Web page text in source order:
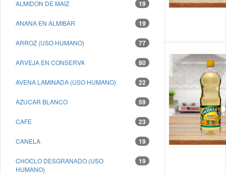
19
ALMIDON DE MAIZ
19
ANANA EN ALMIBAR
77
ARROZ (USO HUMANO)
80
ARVEJA EN CONSERVA
22
AVENA LAMINADA (USO HUMANO)
59
AZUCAR BLANCO
23
CAFE
19
CANELA
19
CHOCLO DESGRANADO (USO
HUMANO)